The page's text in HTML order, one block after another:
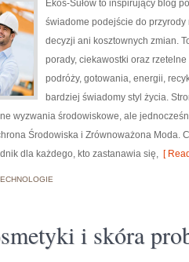
Ekos-Sułów to inspirujący blog
świadome podejście do
decyzji ani kosztownych zmian.
porady, ciekawostki oraz
podróży, gotowania, energii,
bardziej świadomy styl życia.
wyzwania środowiskowe, ale
Środowiska i Zrównoważona Moda.
dla każdego, kto zastanawia się, [
i skóra